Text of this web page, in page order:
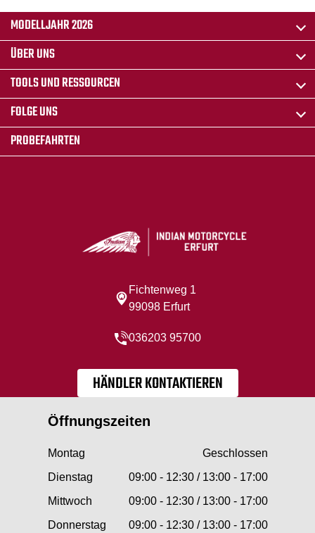
MODELLJAHR 2026
ÜBER UNS
TOOLS UND RESSOURCEN
FOLGE UNS
PROBEFAHRTEN
Fichtenweg 1
99098 Erfurt
036203 95700
HÄNDLER KONTAKTIEREN
Öffnungszeiten
Montag
Geschlossen
Dienstag
09:00 - 12:30 / 13:00 - 17:00
Mittwoch
09:00 - 12:30 / 13:00 - 17:00
Donnerstag
09:00 - 12:30 / 13:00 - 17:00